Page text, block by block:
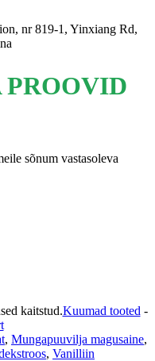
nr 819-1, Yinxiang Rd,
PROOVID
sõnum vastasoleva
kaitstud.Kuumad tooted -
, Mungapuuvilja magusaine,
, Vanilliin